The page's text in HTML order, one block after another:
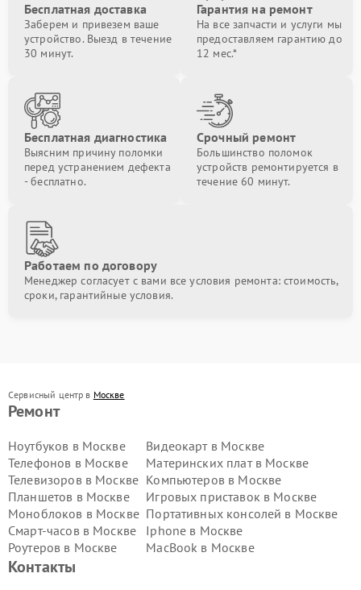
Бесплатная доставка
Заберем и привезем ваше
устройство. Выезд в течение
30 минут.
Гарантия на ремонт
На все запчасти и услуги мы
предоставляем гарантию до
12 мес.*
Бесплатная диагностика
Выясним причину поломки
перед устранением дефекта
- бесплатно.
Срочный ремонт
Большинство поломок
устройств ремонтируется в
течение 60 минут.
Работаем по договору
Менеджер согласует с вами все условия ремонта: стоимость,
сроки, гарантийные условия.
Сервисный центр в Москве
Ремонт
Ноутбуков в Москве
Телефонов в Москве
Телевизоров в Москве
Планшетов в Москве
Моноблоков в Москве
Смарт-часов в Москве
Роутеров в Москве
Видеокарт в Москве
Материнских плат в Москве
Компьютеров в Москве
Игровых приставок в Москве
Портативных консолей в Москве
Iphone в Москве
MacBook в Москве
Контакты